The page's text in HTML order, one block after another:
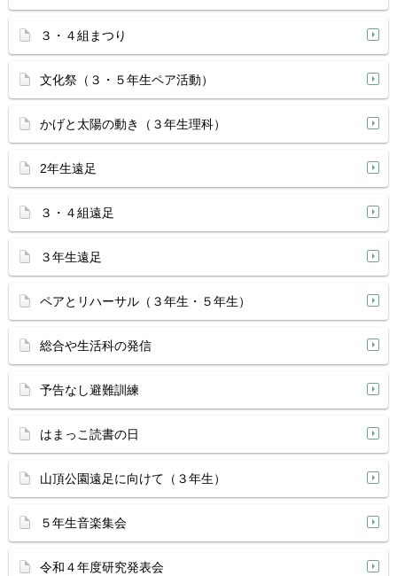
３・４組まつり
文化祭（３・５年生ペア活動）
かげと太陽の動き（３年生理科）
2年生遠足
３・４組遠足
３年生遠足
ペアとリハーサル（３年生・５年生）
総合や生活科の発信
予告なし避難訓練
はまっこ読書の日
山頂公園遠足に向けて（３年生）
５年生音楽集会
令和４年度研究発表会